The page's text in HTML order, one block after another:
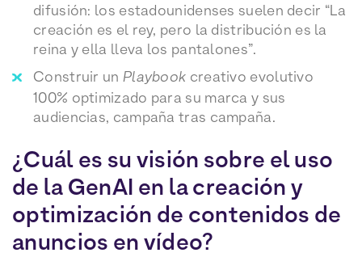
difusión: los estadounidenses suelen decir “La
creación es el rey, pero la distribución es la
reina y ella lleva los pantalones”.
Construir un Playbook creativo evolutivo
100% optimizado para su marca y sus
audiencias, campaña tras campaña.
¿Cuál es su visión sobre el uso
de la GenAI en la creación y
optimización de contenidos de
anuncios en vídeo?